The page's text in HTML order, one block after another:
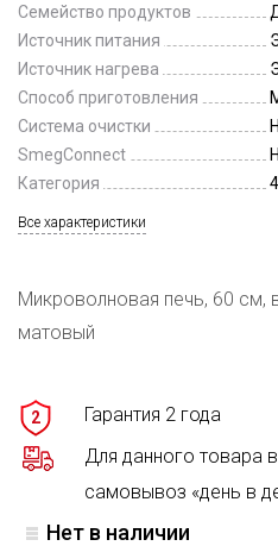
Семейство продуктов
Источник питания
Источник нагрева
Способ приготовления
Система очистки
SmegConnect
Категория
Все характеристики
Микроволновая печь, 60 см,
матовый
2
Гарантия 2 года
Для данного товара
самовывоз «день в
Нет в наличии